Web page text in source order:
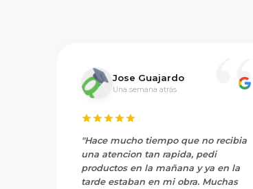
Jose Guajardo
Una semana atrás
"Hace mucho tiempo que no recibia
una atencion tan rapida, pedi
productos en la mañana y ya en la
tarde estaban en mi obra. Muchas